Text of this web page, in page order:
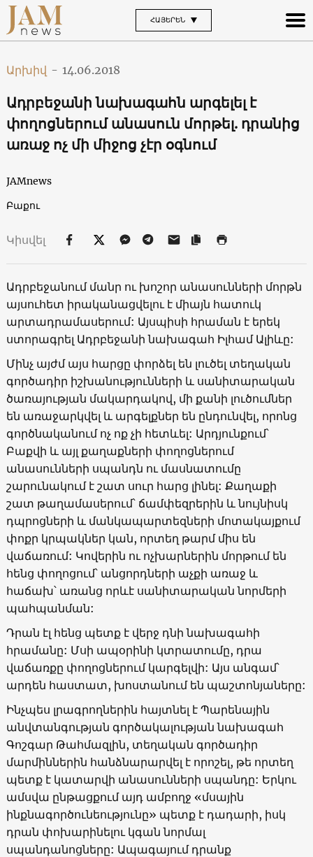
ՀԱՅԵՐԵՆ
Արխիվ - 14.06.2018
Ադրբեջանի նախագահն արգելել է
փողոցներում անասուն մորթել. դրանից
առաջ ոչ մի միջոց չէր օգնում
JAMnews
Բաքու
Կիսվել
Ադրբեջանում մանր ու խոշոր անասունների մորթն
այսուհետ իրականացվելու է միայն հատուկ
արտադրամասերում: Այսպիսի հրաման է երեկ
ստորագրել Ադրբեջանի նախագահ Իլհամ Ալիևը:
Մինչ այժմ այս հարցը փորձել են լուծել տեղական
գործադիր իշխանությունների և սանիտարական
ծառայության մակարդակով, մի քանի լուծումներ
են առաջարկվել և արգելքներ են ընդունվել, որոնց
գործնականում ոչ ոք չի հետևել: Արդյունքում՝
Բաքվի և այլ քաղաքների փողոցներում
անասունների սպանդն ու մասնատումը
շարունակում է շատ սուր հարց լինել: Քաղաքի
շատ թաղամասերում՝ ճամփեզրերին և նույնիսկ
դպրոցների և մանկապարտեզների մոտակայքում
փոքր կրպակներ կան, որտեղ թարմ միս են
վաճառում: Կովերին ու ոչխարներին մորթում են
հենց փողոցում՝ անցորդների աչքի առաջ և
հաճախ՝ առանց որևէ սանիտարական նորմերի
պահպանման:
Դրան էլ հենց պետք է վերջ դնի նախագահի
հրամանը: Մսի ապօրինի կտրատումը, դրա
վաճառքը փողոցներում կարգելվի: Այս անգամ՝
արդեն հաստատ, խոստանում են պաշտոնյաները:
Ինչպես լրագրողներին հայտնել է Պարենային
անվտանգության գործակալության նախագահ
Գոշգար Թահմազլին, տեղական գործադիր
մարմիններին հանձնարարվել է որոշել, թե որտեղ
պետք է կատարվի անասունների սպանդը: Երկու
ամսվա ընթացքում այդ ամբողջ «մսային
ինքնագործունեությունը» պետք է դադարի, իսկ
դրան փոխարինելու կգան նորմալ
սպանդանոցները: Ապագայում դրանք